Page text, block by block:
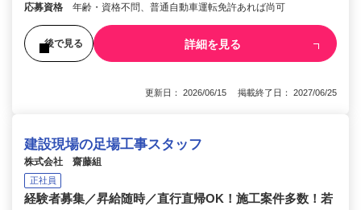
応募資格 年齢・資格不問、普通自動車運転免許あれば尚可
後で見る 詳細を見る
更新日： 2026/06/15 掲載終了日： 2027/06/25
建設現場の足場工事スタッフ
株式会社 齋藤組
正社員
経験者募集／昇給随時／直行直帰OK！施工案件多数！若